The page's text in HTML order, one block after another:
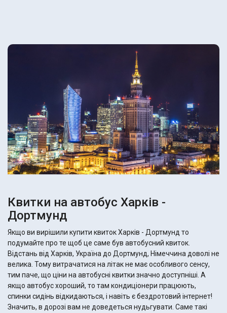
Квитки на автобус Харків -
Дортмунд
Якщо ви вирішили купити квиток Харків - Дортмунд то
подумайте про те щоб це саме був автобусний квиток.
Відстань від Харків, Україна до Дортмунд, Німеччина доволі не
велика. Тому витрачатися на літак не має особливого сенсу,
тим паче, що ціни на автобусні квитки значно доступніші. А
якщо автобус хороший, то там кондиціонери працюють,
спинки сидінь відкидаються, і навіть є бездротовий інтернет!
Значить, в дорозі вам не доведеться нудьгувати. Саме такі